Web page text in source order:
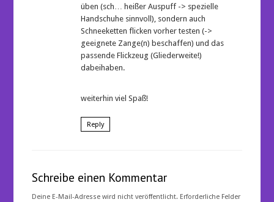
üben (sch… heißer Auspuff -> spezielle
Handschuhe sinnvoll), sondern auch
Schneeketten flicken vorher testen (->
geeignete Zange(n) beschaffen) und das
passende Flickzeug (Gliederweite!)
dabeihaben.
weiterhin viel Spaß!
Reply
Schreibe einen Kommentar
Deine E-Mail-Adresse wird nicht veröffentlicht. Erforderliche Felder